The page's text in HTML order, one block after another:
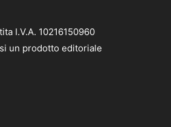
I.V.A. 10216150960
un prodotto editoriale